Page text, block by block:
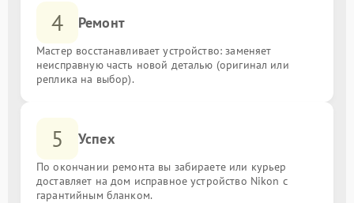
4 Ремонт
Мастер восстанавливает устройство: заменяет
неисправную часть новой деталью (оригинал или
реплика на выбор).
5 Успех
По окончании ремонта вы забираете или курьер
доставляет на дом исправное устройство Nikon с
гарантийным бланком.